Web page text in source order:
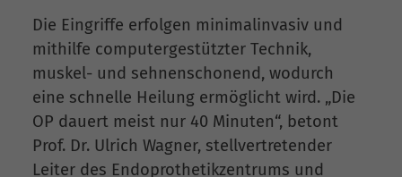
Die Eingriffe erfolgen minimalinvasiv und
mithilfe computergestützter Technik,
muskel- und sehnenschonend, wodurch
eine schnelle Heilung ermöglicht wird. „Die
OP dauert meist nur 40 Minuten“, betont
Prof. Dr. Ulrich Wagner, stellvertretender
Leiter des Endoprothetikzentrums und